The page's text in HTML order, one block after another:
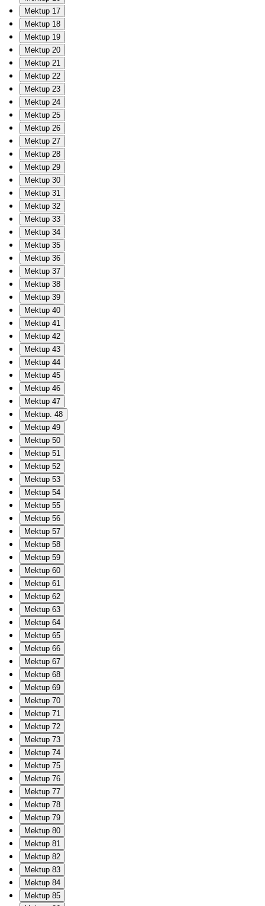
Mektup 17
Mektup 18
Mektup 19
Mektup 20
Mektup 21
Mektup 22
Mektup 23
Mektup 24
Mektup 25
Mektup 26
Mektup 27
Mektup 28
Mektup 29
Mektup 30
Mektup 31
Mektup 32
Mektup 33
Mektup 34
Mektup 35
Mektup 36
Mektup 37
Mektup 38
Mektup 39
Mektup 40
Mektup 41
Mektup 42
Mektup 43
Mektup 44
Mektup 45
Mektup 46
Mektup 47
Mektup. 48
Mektup 49
Mektup 50
Mektup 51
Mektup 52
Mektup 53
Mektup 54
Mektup 55
Mektup 56
Mektup 57
Mektup 58
Mektup 59
Mektup 60
Mektup 61
Mektup 62
Mektup 63
Mektup 64
Mektup 65
Mektup 66
Mektup 67
Mektup 68
Mektup 69
Mektup 70
Mektup 71
Mektup 72
Mektup 73
Mektup 74
Mektup 75
Mektup 76
Mektup 77
Mektup 78
Mektup 79
Mektup 80
Mektup 81
Mektup 82
Mektup 83
Mektup 84
Mektup 85